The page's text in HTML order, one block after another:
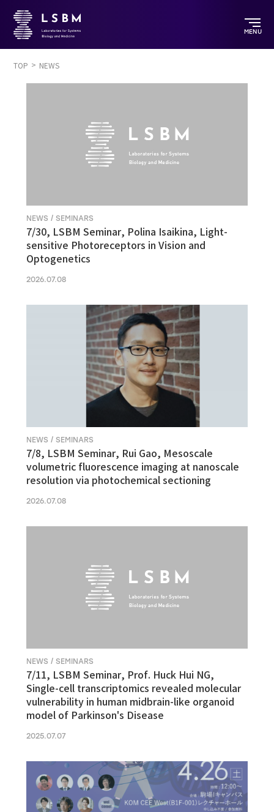
MENU
TOP NEWS
NEWS / SEMINARS
7/30, LSBM Seminar, Polina Isaikina, Light-
sensitive Photoreceptors in Vision and
Optogenetics
2026.07.08
NEWS / SEMINARS
7/8, LSBM Seminar, Rui Gao, Mesoscale
volumetric fluorescence imaging at nanoscale
resolution via photochemical sectioning
2026.07.08
NEWS / SEMINARS
7/11, LSBM Seminar, Prof. Huck Hui NG,
Single-cell transcriptomics revealed molecular
vulnerability in human midbrain-like organoid
model of Parkinson's Disease
2025.07.07